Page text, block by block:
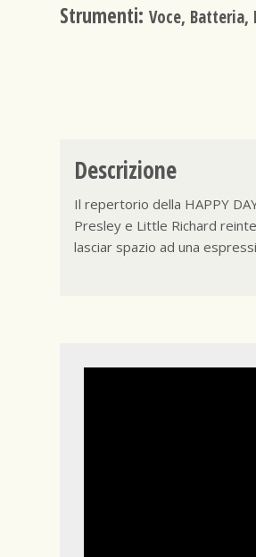
Strumenti: Voce, Batteria,
Descrizione
Il repertorio della HAPPY
Presley e Little Richard
lasciar spazio ad una